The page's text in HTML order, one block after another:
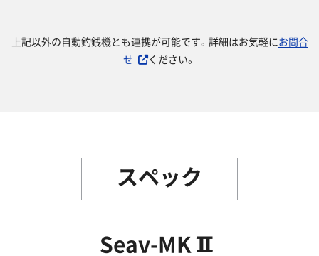
上記以外の自動釣銭機とも連携が可能です。詳細はお気軽に お問合
せ
ください。
スペック
Seav-MKⅡ